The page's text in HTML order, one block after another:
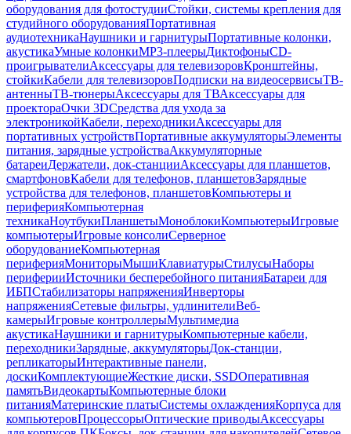
оборудования для фотостудииСтойки, системы крепления для
студийного оборудованияПортативная
аудиотехникаНаушники и гарнитурыПортативные колонки,
акустикаУмные колонкиMP3-плеерыДиктофоныCD-
проигрывателиАксессуары для телевизоровКронштейны,
стойкиКабели для телевизоровПодписки на видеосервисыТВ-
антенныТВ-тюнерыАксессуары для ТВАксессуары для
проектораОчки 3DСредства для ухода за
электроникойКабели, переходникиАксессуары для
портативных устройствПортативные аккумуляторыЭлементы
питания, зарядные устройстваАккумуляторные
батареиДержатели, док-станцииАксессуары для планшетов,
смартфоновКабели для телефонов, планшетовЗарядные
устройства для телефонов, планшетовКомпьютеры и
периферияКомпьютерная
техникаНоутбукиПланшетыМоноблокиКомпьютерыИгровые
компьютерыИгровые консолиСерверное
оборудованиеКомпьютерная
периферияМониторыМышиКлавиатурыСтилусыНаборы
периферииИсточники бесперебойного питанияБатареи для
ИБПСтабилизаторы напряженияИнверторы
напряженияСетевые фильтры, удлинителиВеб-
камерыИгровые контроллерыМультимедиа
акустикаНаушники и гарнитурыКомпьютерные кабели,
переходникиЗарядные, аккумуляторыДок-станции,
репликаторыИнтерактивные панели,
доскиКомплектующиеЖесткие диски, SSDОперативная
памятьВидеокартыКомпьютерные блоки
питанияМатеринские платыСистемы охлажденияКорпуса для
компьютеровПроцессорыОптические приводыАксессуары